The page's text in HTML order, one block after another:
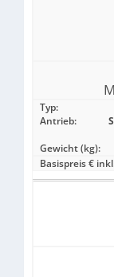
Typ:
Antrieb:
Gewicht (kg):
Basispreis €